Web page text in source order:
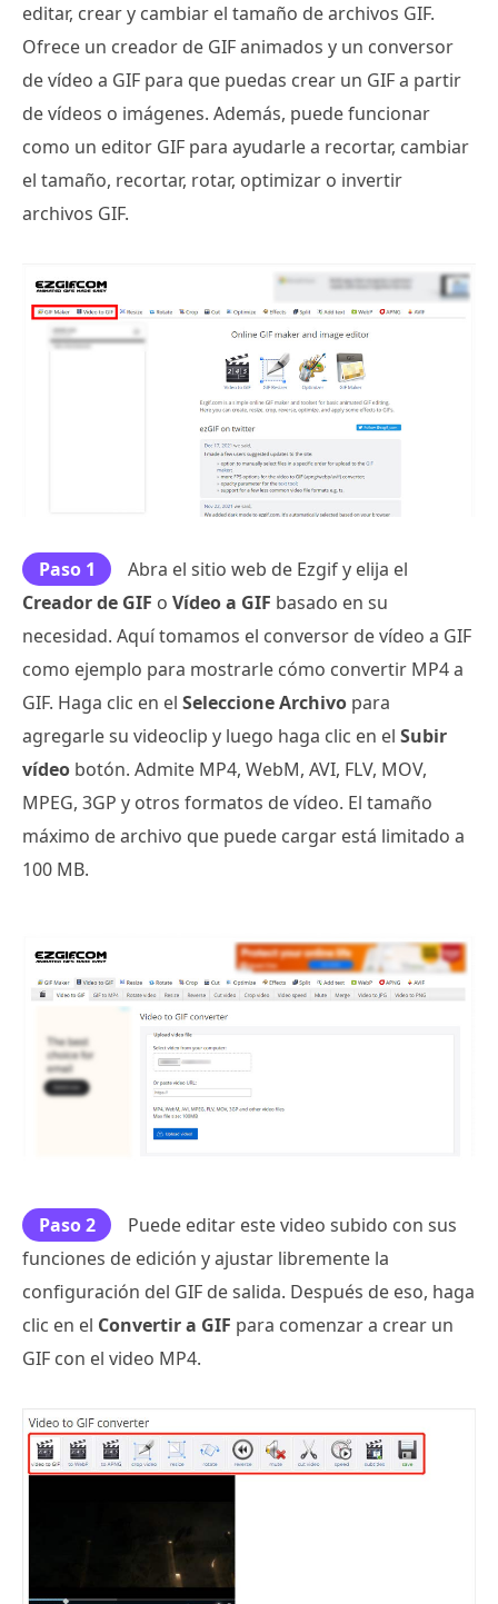
editar, crear y cambiar el tamaño de archivos GIF.
Ofrece un creador de GIF animados y un conversor
de vídeo a GIF para que puedas crear un GIF a partir
de vídeos o imágenes. Además, puede funcionar
como un editor GIF para ayudarle a recortar, cambiar
el tamaño, recortar, rotar, optimizar o invertir
archivos GIF.
Paso 1
Abra el sitio web de Ezgif y elija el
Creador de GIF o Vídeo a GIF basado en su
necesidad. Aquí tomamos el conversor de vídeo a GIF
como ejemplo para mostrarle cómo convertir MP4 a
GIF. Haga clic en el Seleccione Archivo para
agregarle su videoclip y luego haga clic en el Subir
vídeo botón. Admite MP4, WebM, AVI, FLV, MOV,
MPEG, 3GP y otros formatos de vídeo. El tamaño
máximo de archivo que puede cargar está limitado a
100 MB.
Paso 2
Puede editar este video subido con sus
funciones de edición y ajustar libremente la
configuración del GIF de salida. Después de eso, haga
clic en el Convertir a GIF para comenzar a crear un
GIF con el video MP4.